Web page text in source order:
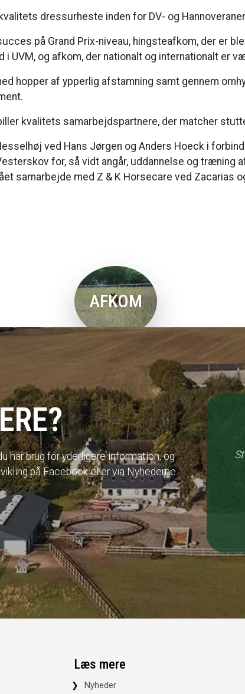
dressurheste inden for DV- og
på Grand Prix-niveau, hingsteafkom, der er
UVM, og afkom, der nationalt og internationalt er
hopper af ypperlig afstamning samt gennem
kvalitets samarbejdspartnere, der matcher
ved Hans Jørgen og Anders Hoeck i
for, så vidt angår, uddannelse og træning
samarbejde med Z & K Horsecare ved Zacarias
AFKOM
Se afkomsårgange
har brug for yderligere information, og
på Facebook eller via Nyhederne
Læs mere
Nyheder